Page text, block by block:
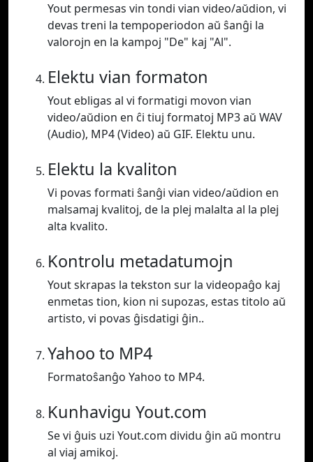
Yout permesas vin tondi vian video/aŭdion, vi
devas treni la tempoperiodon aŭ ŝanĝi la
valorojn en la kampoj "De" kaj "Al".
Elektu vian formaton
Yout ebligas al vi formatigi movon vian
video/aŭdion en ĉi tiuj formatoj MP3 aŭ WAV
(Audio), MP4 (Video) aŭ GIF. Elektu unu.
Elektu la kvaliton
Vi povas formati ŝanĝi vian video/aŭdion en
malsamaj kvalitoj, de la plej malalta al la plej
alta kvalito.
Kontrolu metadatumojn
Yout skrapas la tekston sur la videopaĝo kaj
enmetas tion, kion ni supozas, estas titolo aŭ
artisto, vi povas ĝisdatigi ĝin..
Yahoo to MP4
Formatoŝanĝo Yahoo to MP4.
Kunhavigu Yout.com
Se vi ĝuis uzi Yout.com dividu ĝin aŭ montru
al viaj amikoj.